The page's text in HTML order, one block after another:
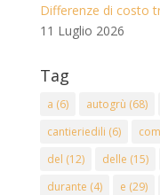
Differenze di costo
11 Luglio 2026
Tag
a (6) autogrù (68)
cantieriedili (6)
del (12) delle (15)
durante (4) e (29)